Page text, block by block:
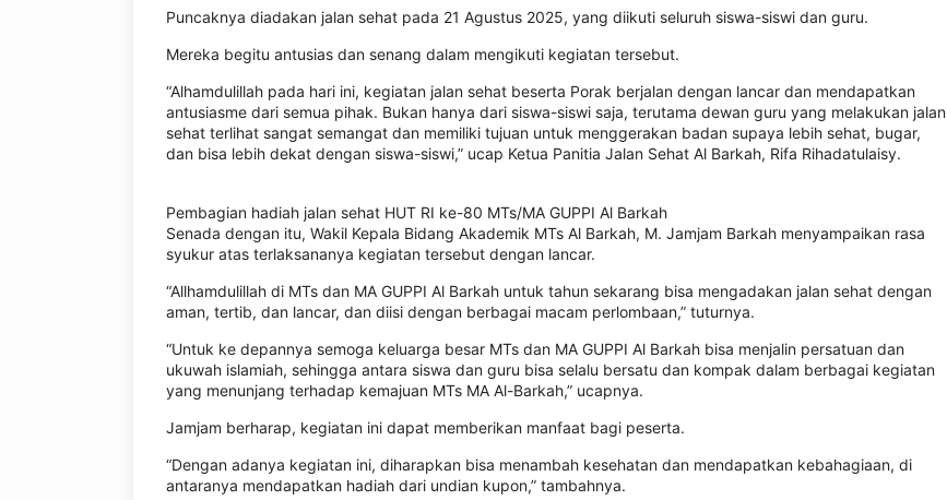
Puncaknya diadakan jalan sehat pada 21 Agustus 2025, yang diikuti seluruh siswa-siswi dan guru.
Mereka begitu antusias dan senang dalam mengikuti kegiatan tersebut.
“Alhamdulillah pada hari ini, kegiatan jalan sehat beserta Porak berjalan dengan lancar dan mendapatkan
antusiasme dari semua pihak. Bukan hanya dari siswa-siswi saja, terutama dewan guru yang melakukan jalan
sehat terlihat sangat semangat dan memiliki tujuan untuk menggerakan badan supaya lebih sehat, bugar,
dan bisa lebih dekat dengan siswa-siswi,” ucap Ketua Panitia Jalan Sehat Al Barkah, Rifa Rihadatulaisy.
Pembagian hadiah jalan sehat HUT RI ke-80 MTs/MA GUPPI Al Barkah
Senada dengan itu, Wakil Kepala Bidang Akademik MTs Al Barkah, M. Jamjam Barkah menyampaikan rasa
syukur atas terlaksananya kegiatan tersebut dengan lancar.
“Allhamdulillah di MTs dan MA GUPPI Al Barkah untuk tahun sekarang bisa mengadakan jalan sehat dengan
aman, tertib, dan lancar, dan diisi dengan berbagai macam perlombaan,” tuturnya.
“Untuk ke depannya semoga keluarga besar MTs dan MA GUPPI Al Barkah bisa menjalin persatuan dan
ukuwah islamiah, sehingga antara siswa dan guru bisa selalu bersatu dan kompak dalam berbagai kegiatan
yang menunjang terhadap kemajuan MTs MA Al-Barkah,” ucapnya.
Jamjam berharap, kegiatan ini dapat memberikan manfaat bagi peserta.
“Dengan adanya kegiatan ini, diharapkan bisa menambah kesehatan dan mendapatkan kebahagiaan, di
antaranya mendapatkan hadiah dari undian kupon,” tambahnya.